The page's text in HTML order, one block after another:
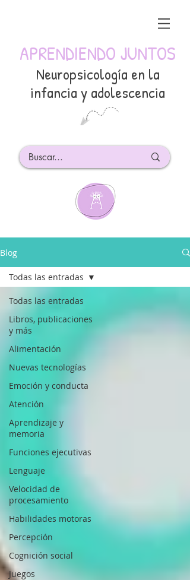
APRENDIENDO JUNTOS
Neuropsicología en la
infancia y adolescencia
Blog
Todas las entradas
Libros, publicaciones
y más
Alimentación
Nuevas tecnologías
Emoción y conducta
Atención
Aprendizaje y
memoria
Funciones ejecutivas
Lenguaje
Velocidad de
procesamiento
Habilidades motoras
Percepción
Cognición social
Juegos
Todas las entradas